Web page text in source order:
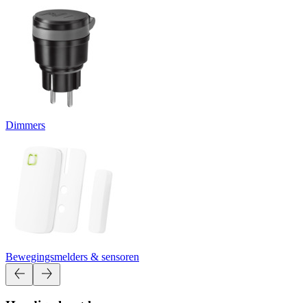
Dimmers
Bewegingsmelders & sensoren